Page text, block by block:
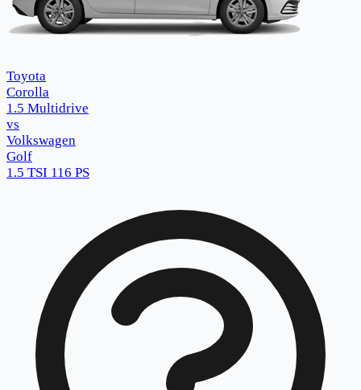
Toyota
Corolla
1.5 Multidrive
vs
Volkswagen
Golf
1.5 TSI 116 PS